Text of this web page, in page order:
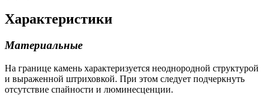
Характеристики
Материальные
На границе камень характеризуется неоднородной структурой
и выраженной штриховкой. При этом следует подчеркнуть
отсутствие спайности и люминесценции.